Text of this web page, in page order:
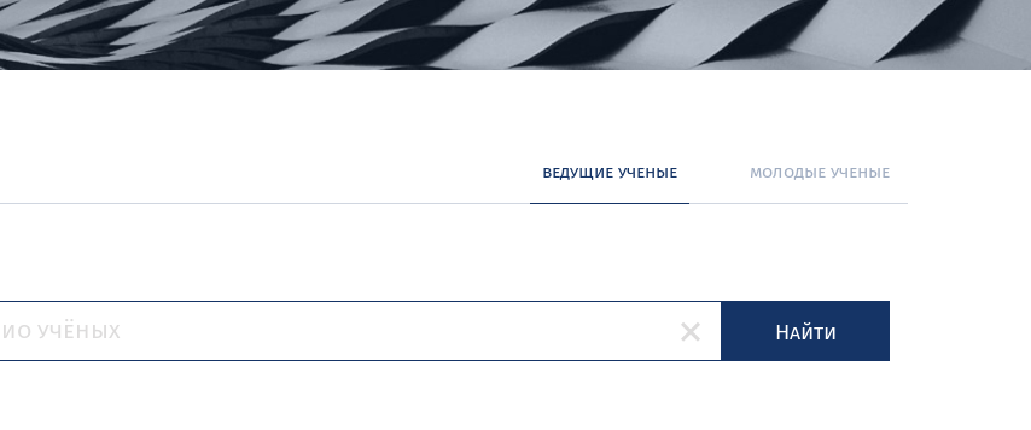
ведущие ученые молодые ученые
Найти